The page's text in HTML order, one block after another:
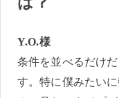
Y.O.様
条件を並べるだけ
す。特に僕みたい